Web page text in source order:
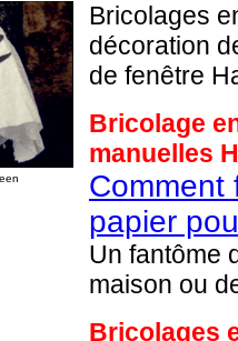
Bricolages
décoration
de fenêtre
Bricolage
manuelles
Comment
papier
Un fantôme
maison ou
Bricolages